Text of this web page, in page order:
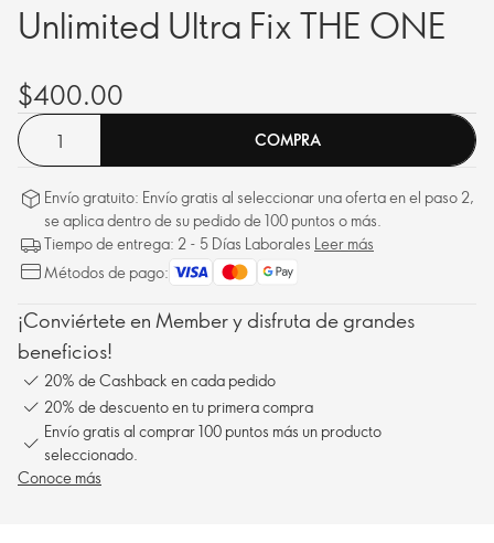
Unlimited Ultra Fix THE ONE
$400.00
COMPRA
Envío gratuito: Envío gratis al seleccionar una oferta en el paso 2,
se aplica dentro de su pedido de 100 puntos o más.
Tiempo de entrega: 2 - 5 Días Laborales Leer más
Métodos de pago:
¡Conviértete en Member y disfruta de grandes
beneficios!
20% de Cashback en cada pedido
20% de descuento en tu primera compra
Envío gratis al comprar 100 puntos más un producto
seleccionado.
Conoce más